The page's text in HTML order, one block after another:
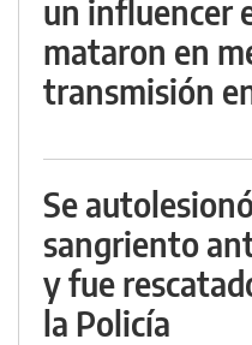
un influencer
mataron en
transmisión
Se
sangriento
y fue
la Policía